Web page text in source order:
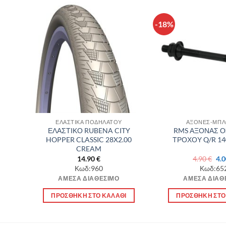
ΕΛΑΣΤΙΚΑ ΠΟΔΗΛΑΤΟΥ
ΕΛΑΣΤΙΚΟ RUBENA CITY
HOPPER CLASSIC 28X2.00
CREAM
14.90€
Κωδ:960
ΆΜΕΣΑ ΔΙΑΘΈΣΙΜΟ
ΠΡΟΣΘΉΚΗ ΣΤΟ ΚΑΛΆΘΙ
-18%
ΑΞΟΝΕΣ-
RMS ΑΞΟΝΑΣ
ΤΡΟΧΟΥ Q/R
4.90€
ΆΜΕΣΑ
ΠΡΟΣΘΉΚΗ ΣΤΟ